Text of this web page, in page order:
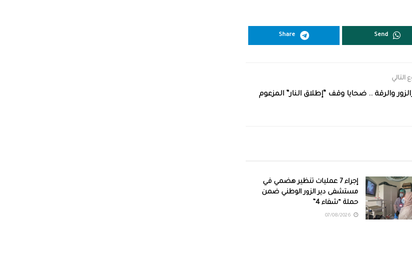
Send
Share
التالي
والرقة .. ضحايا وقف “إطلاق النار” المزعوم
إجراء 7 عمليات تنظير هضمي في
مستشفى دير الزور الوطني ضمن
حملة “شفاء 4”